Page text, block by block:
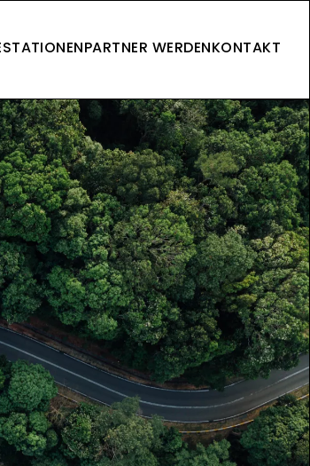
PARTNER WERDENKONTAKT